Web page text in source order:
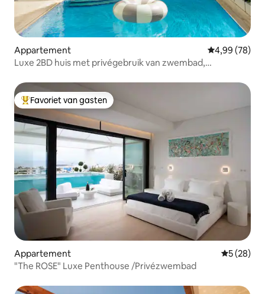
Appartement Gemiddelde
4,99 (78)
Luxe 2BD huis met privégebruik van zwembad,
Topfavoriet van gasten
Favoriet van gasten
Appartement
5 (28)
"The ROSE" Luxe Penthouse /Privézwembad